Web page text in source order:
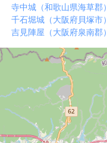
寺中城（和歌山県海草郡）
千石堀城（大阪府貝塚市）
吉見陣屋（大阪府泉南郡）